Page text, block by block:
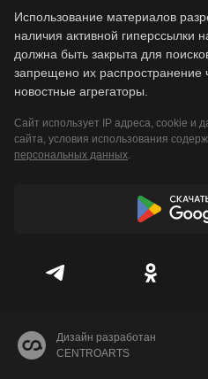
Использование материалов
наличия активной гиперссылки
должна быть закрыта для
запрещено их распространение
новостные агрегаторы.
Сайт использует IP адреса, cookie и
сайта, условия использования
персональных данных.
Дизайн разработан
CENTROARTS